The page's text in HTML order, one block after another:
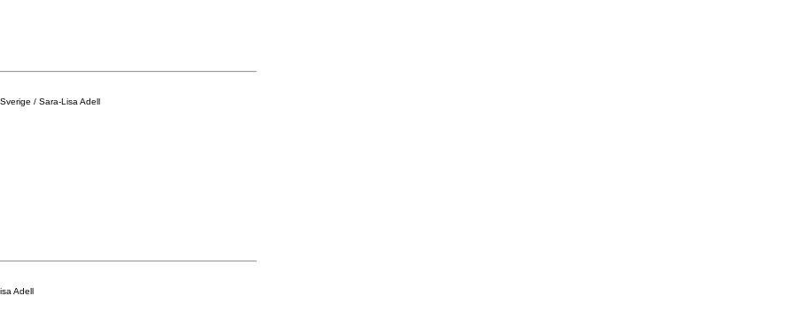
/ Sara-Lisa Adell
Adell